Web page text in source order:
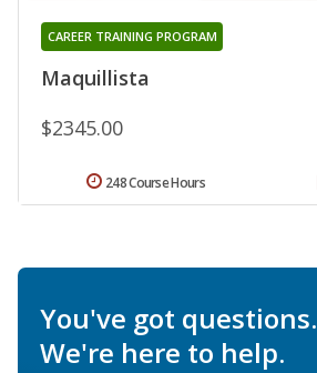
Maquillista
CAREER TRAINING PROGRAM
$2345.00
248 Course Hours
You've got questions.
We're here to help.